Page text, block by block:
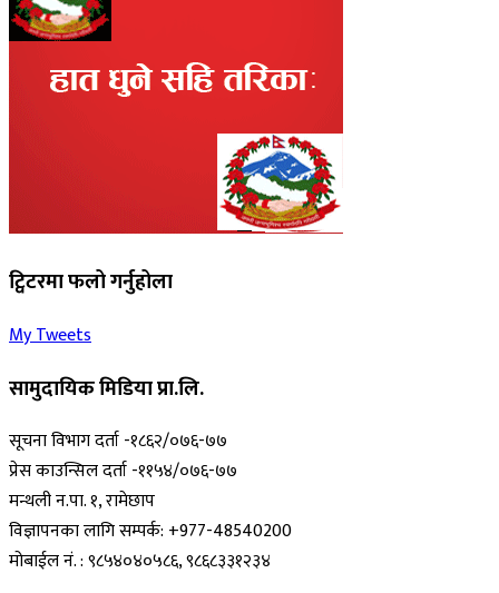
ट्विटरमा फलो गर्नुहोला
My Tweets
सामुदायिक मिडिया प्रा.लि.
सूचना विभाग दर्ता -१८६२/०७६-७७
प्रेस काउन्सिल दर्ता -११५४/०७६-७७
मन्थली न.पा. १, रामेछाप
विज्ञापनका लागि सम्पर्क: +977-48540200
मोबाईल नं. : ९८५४०४०५८६, ९८६८३३१२३४